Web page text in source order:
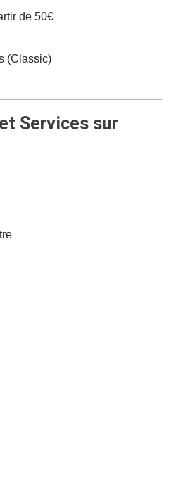
de 50€
(Classic)
Services sur